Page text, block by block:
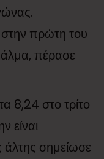
πρώτη του
πέρασε
8,24 στο τρίτο
είναι
σημείωσε